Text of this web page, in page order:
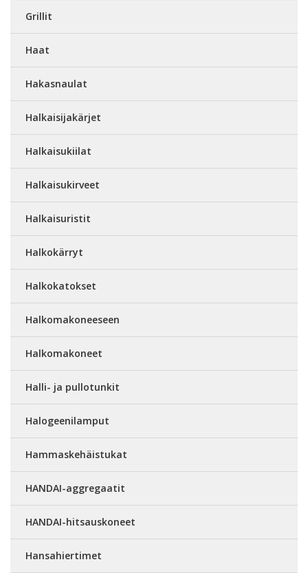
Grillit
Haat
Hakasnaulat
Halkaisijakärjet
Halkaisukiilat
Halkaisukirveet
Halkaisuristit
Halkokärryt
Halkokatokset
Halkomakoneeseen
Halkomakoneet
Halli- ja pullotunkit
Halogeenilamput
Hammaskehäistukat
HANDAI-aggregaatit
HANDAI-hitsauskoneet
Hansahiertimet